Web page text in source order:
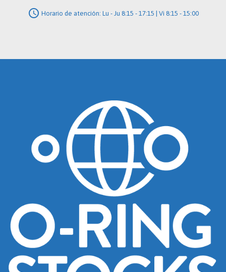
schedule Horario de atención: Lu - Ju 8:15 - 17:15 | Vi 8:15 - 15:00